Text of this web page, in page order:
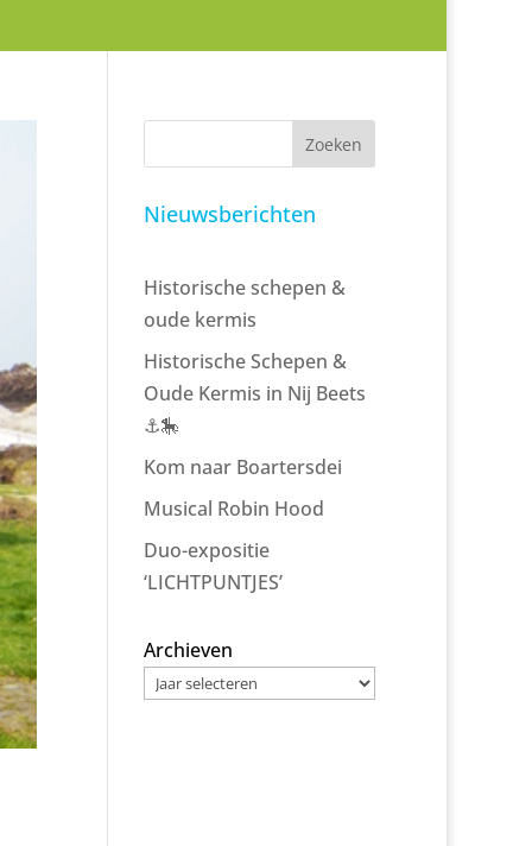
Zoeken
Nieuwsberichten
Historische schepen &
oude kermis
Historische Schepen &
Oude Kermis in Nij Beets
⚓🎠
Kom naar Boartersdei
Musical Robin Hood
Duo-expositie
‘LICHTPUNTJES’
Archieven